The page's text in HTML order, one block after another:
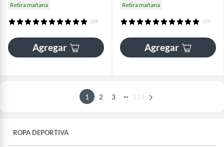
Retira mañana
(50)
Agregar
Retira mañana
(17)
Agregar
1 2 3 ... 119
ROPA DEPORTIVA